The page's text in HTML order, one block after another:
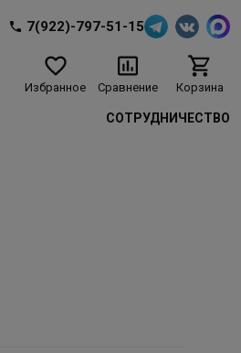
7(922)-797-51-15
Избранное Сравнение Корзина
СОТРУДНИЧЕСТВО